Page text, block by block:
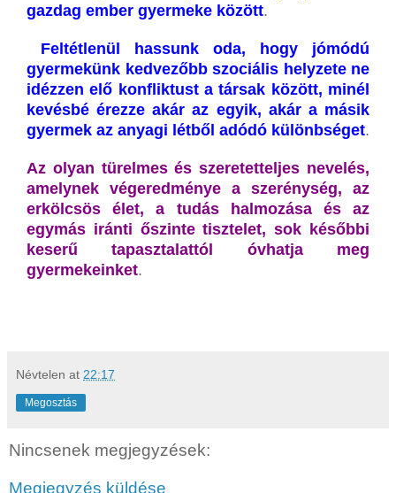
gazdag ember gyermeke között.
Feltétlenül hassunk oda, hogy jómódú
gyermekünk kedvezőbb szociális helyzete ne
idézzen elő konfliktust a társak között, minél
kevésbé érezze akár az egyik, akár a másik
gyermek az anyagi létből adódó különbséget.
Az olyan türelmes és szeretetteljes nevelés,
amelynek végeredménye a szerénység, az
erkölcsös élet, a tudás halmozása és az
egymás iránti őszinte tisztelet, sok későbbi
keserű tapasztalattól óvhatja meg
gyermekeinket.
Névtelen at 22:17
Megosztás
Nincsenek megjegyzések:
Megjegyzés küldése